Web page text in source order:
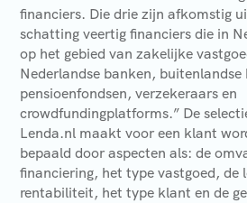
financiers. Die drie zijn afkomstig
schatting veertig financiers die in
op het gebied van zakelijke
Nederlandse banken, buitenlandse
pensioenfondsen, verzekeraars en
crowdfundingplatforms.” De
Lenda.nl maakt voor een klant
bepaald door aspecten als: de
financiering, het type vastgoed, de
rentabiliteit, het type klant en de